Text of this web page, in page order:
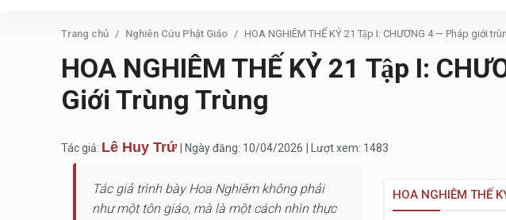
Trang chủ Nghiên Cứu Phật Giáo HOA NGHIÊM THẾ KỶ 21 Tập I: CHƯƠNG 4 — Pháp giới
HOA NGHIÊM THẾ KỶ 21 Tập I:
Giới Trùng Trùng
Tác giả: Lê Huy Trứ | Ngày đăng: 10/04/2026 | Lượt xem: 1483
Tác giả trình bày Hoa Nghiêm không phải
như một tôn giáo, mà là một cách nhìn thực
HOA NGHIÊM THẾ